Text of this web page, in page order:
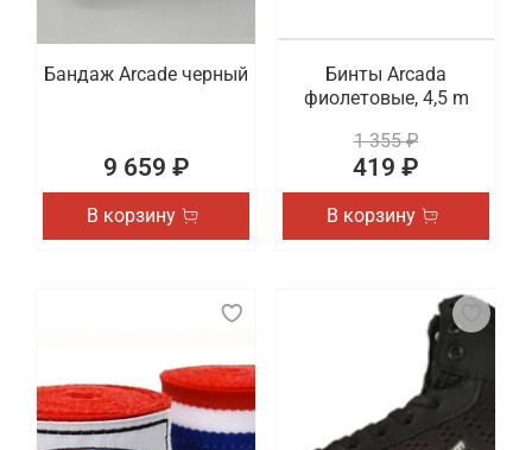
Бандаж Arcade черный
9 659 ₽
В корзину
Бинты Arcada
фиолетовые, 4,5 m
1 355 ₽
419 ₽
В корзину